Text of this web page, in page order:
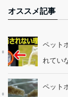
オススメ記事
ペット
れてい
ペット